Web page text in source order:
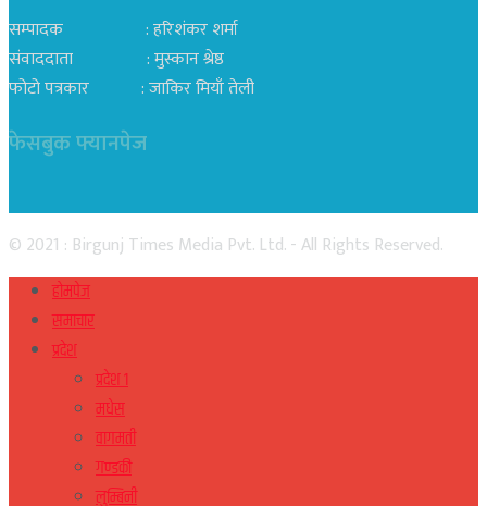
सम्पादक : हरिशंकर शर्मा
संवाददाता : मुस्कान श्रेष्ठ
फोटो पत्रकार : जाकिर मियाँ तेली
फेसबुक फ्यानपेज
© 2021 : Birgunj Times Media Pvt. Ltd. - All Rights Reserved.
होमपेज
समाचार
प्रदेश
प्रदेश १
मधेस
वागमती
गण्डकी
लुम्बिनी